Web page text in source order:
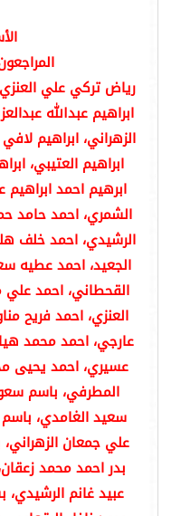
رياض تركي علي
ابراهيم عبدالله
الزهراني، ابراهيم
ابراهيم العتيبي،
ابرهيم احمد
الشمري، احمد حامد
الرشيدي، احمد خلف
الجعيد، احمد عطيه
القحطاني، احمد
العنزي، احمد فريح
عارجي، احمد محمد
عسيري، احمد يحيى
المطرفي، باسم
سعيد الغامدي،
علي جمعان
بدر احمد محمد
عبيد غانم